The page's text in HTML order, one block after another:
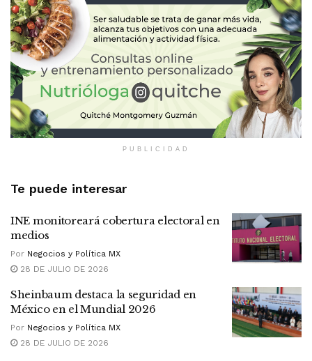
PUBLICIDAD
Te puede interesar
INE monitoreará cobertura electoral en
medios
Por Negocios y Política MX
28 DE JULIO DE 2026
Sheinbaum destaca la seguridad en
México en el Mundial 2026
Por Negocios y Política MX
28 DE JULIO DE 2026